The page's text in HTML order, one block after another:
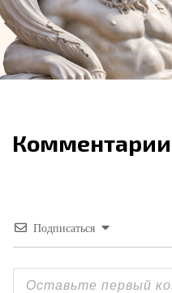
Комментарии
Подписаться